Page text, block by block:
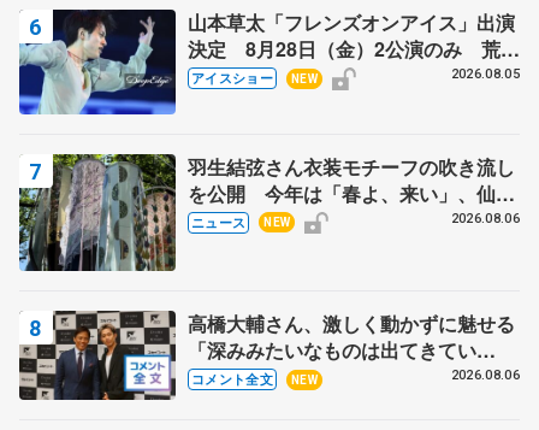
山本草太「フレンズオンアイス」出演
決定 8月28日（金）2公演のみ 荒川
静香さんプロデュース、20周年のアイ
アイスショー NEW 2026.08.05
羽生結弦さん衣装モチーフの吹き流し
を公開 今年は「春よ、来い」、仙台
の瑞鳳殿
ニュース NEW 2026.08.06
高橋大輔さん、激しく動かずに魅せる
「深みみたいなものは出てきてい
る？」 〝兄さん〟と慕うレジェンド
コメント全文 NEW 2026.08.06